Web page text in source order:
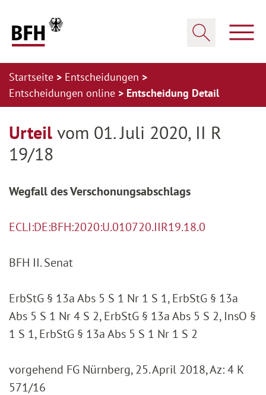
Startseite
Entscheidungen
Entscheidungen online
Entscheidung Detail
Urteil vom 01. Juli 2020, II R
19/18
Wegfall des Verschonungsabschlags
ECLI:DE:BFH:2020:U.010720.IIR19.18.0
BFH II. Senat
ErbStG § 13a Abs 5 S 1 Nr 1 S 1, ErbStG § 13a
Abs 5 S 1 Nr 4 S 2, ErbStG § 13a Abs 5 S 2, InsO §
1 S 1, ErbStG § 13a Abs 5 S 1 Nr 1 S 2
vorgehend FG Nürnberg, 25. April 2018, Az: 4 K
571/16